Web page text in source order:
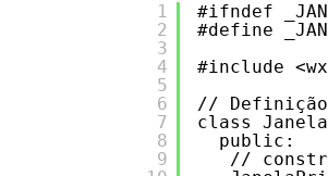
1
2
3
4
5
6
7
8
9
#ifndef
#define
#include
// Definição
class
public:
//